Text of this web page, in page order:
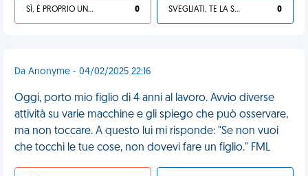
SÌ, È PROPRIO UNA VDM! 0 SVEGLIATI, TE LA SEI CERCATA! 0
Da Anonyme - 04/02/2025 22:16
Oggi, porto mio figlio di 4 anni al lavoro. Avvio diverse
attività su varie macchine e gli spiego che può osservare,
ma non toccare. A questo lui mi risponde: "Se non vuoi
che tocchi le tue cose, non dovevi fare un figlio." FML